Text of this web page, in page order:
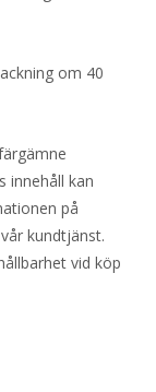
om 40
innehåll kan
på
kundtjänst.
vid köp